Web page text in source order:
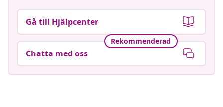
Gå till Hjälpcenter
Rekommenderad
Chatta med oss